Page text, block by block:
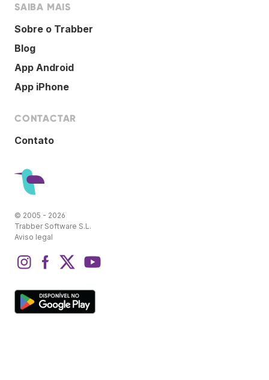
SAIBA MAIS
Sobre o Trabber
Blog
App Android
App iPhone
CONTACTAR
Contato
© 2005 - 2026
Trabber Software S.L.
Aviso legal